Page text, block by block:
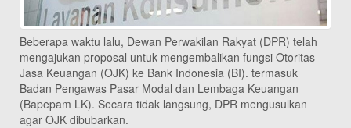
Beberapa waktu lalu, Dewan Perwakilan Rakyat (DPR) telah
mengajukan proposal untuk mengembalikan fungsi Otoritas
Jasa Keuangan (OJK) ke Bank Indonesia (BI). termasuk
Badan Pengawas Pasar Modal dan Lembaga Keuangan
(Bapepam LK). Secara tidak langsung, DPR mengusulkan
agar OJK dibubarkan.